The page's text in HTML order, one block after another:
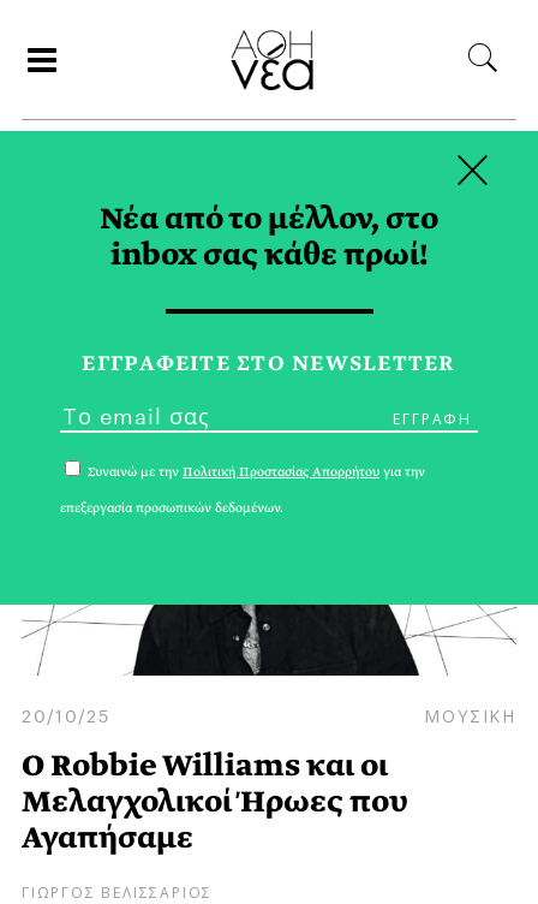
ΝΙΚ ΚΕΙΒ TAG
20/10/25 ΜΟΥΣΙΚΗ
Ο Robbie Williams και οι
Μελαγχολικοί Ήρωες που
Αγαπήσαμε
ΓΙΩΡΓΟΣ ΒΕΛΙΣΣΑΡΙΟΣ
Νέα από το μέλλον, στο
inbox σας κάθε πρωί!
ΕΓΓPΑΦΕΙΤΕ ΣΤΟ NEWSLETTER
Συναινώ με την Πολιτική Προστασίας Απορρήτου για την
επεξεργασία προσωπικών δεδομένων.
×